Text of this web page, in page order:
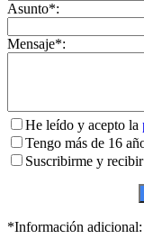
Asunto*:
Mensaje*:
He leído y acepto la
Tengo más de 16
Suscribirme y
*Información adicional: